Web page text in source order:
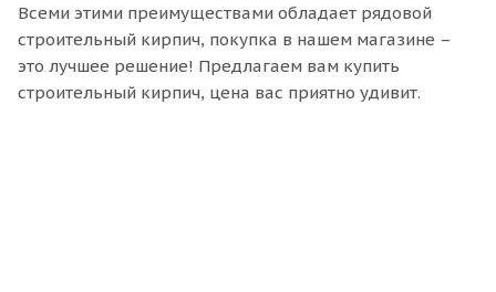
Всеми этими преимуществами обладает рядовой
строительный кирпич, покупка в нашем магазине –
это лучшее решение! Предлагаем вам купить
строительный кирпич, цена вас приятно удивит.